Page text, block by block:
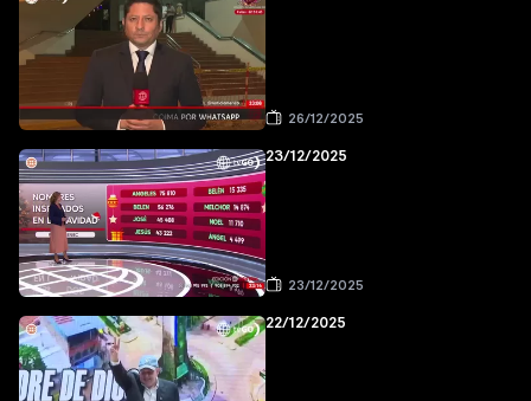
26/12/2025
23/12/2025
23/12/2025
22/12/2025